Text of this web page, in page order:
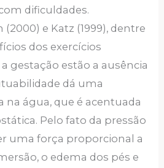
dificuldades.
e Katz (1999), dentre
dos exercícios
gestação estão a ausência
dá uma
na água, que é acentuada
Pelo fato da pressão
uma força proporcional a
o edema dos pés e